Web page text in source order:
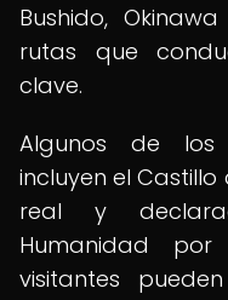
Bushido,
rutas que
clave.
Algunos de los
incluyen el Castillo
real y
Humanidad
visitantes